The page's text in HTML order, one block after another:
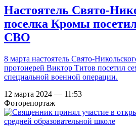
Настоятель Свято-
поселка Кромы
СВО
8 марта настоятель Свято-
протоиерей Виктор Титов посетил
специальной военной операции.
12 марта 2024 — 11:53
Фоторепортаж